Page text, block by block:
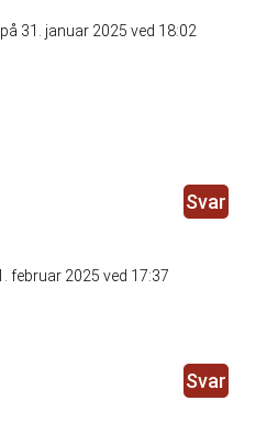
på 31. januar 2025 ved 18:02
Svar
februar 2025 ved 17:37
Svar